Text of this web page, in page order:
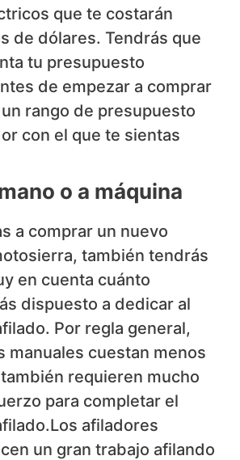
que te costarán
de dólares. Tendrás que
tu presupuesto
de empezar a comprar
rango de presupuesto
con el que te sientas
o a máquina
a comprar un nuevo
también tendrás
en cuenta cuánto
dispuesto a dedicar al
Por regla general,
manuales cuestan menos
requieren mucho
para completar el
afiladores
un gran trabajo afilando